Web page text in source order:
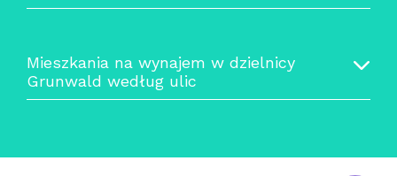
Mieszkania na wynajem w dzielnicy
Grunwald według ulic